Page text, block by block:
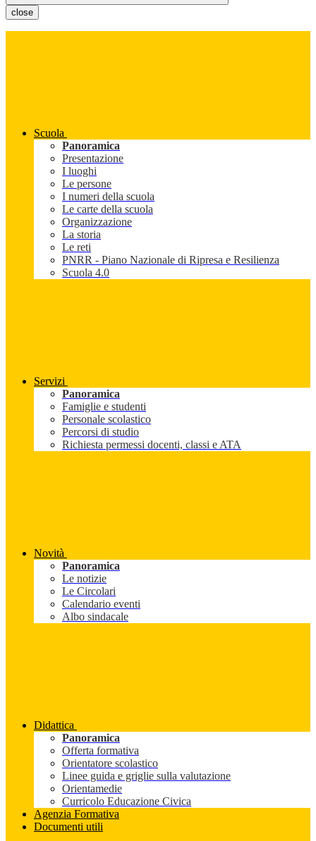
close
Scuola
Panoramica
Presentazione
I luoghi
Le persone
I numeri della scuola
Le carte della scuola
Organizzazione
La storia
Le reti
PNRR - Piano Nazionale di Ripresa e Resilienza
Scuola 4.0
Servizi
Panoramica
Famiglie e studenti
Personale scolastico
Percorsi di studio
Richiesta permessi docenti, classi e ATA
Novità
Panoramica
Le notizie
Le Circolari
Calendario eventi
Albo sindacale
Didattica
Panoramica
Offerta formativa
Orientatore scolastico
Linee guida e griglie sulla valutazione
Orientamedie
Curricolo Educazione Civica
Agenzia Formativa
Documenti utili